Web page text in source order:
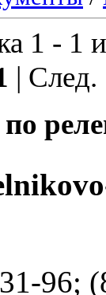
1 - 1
|
96;